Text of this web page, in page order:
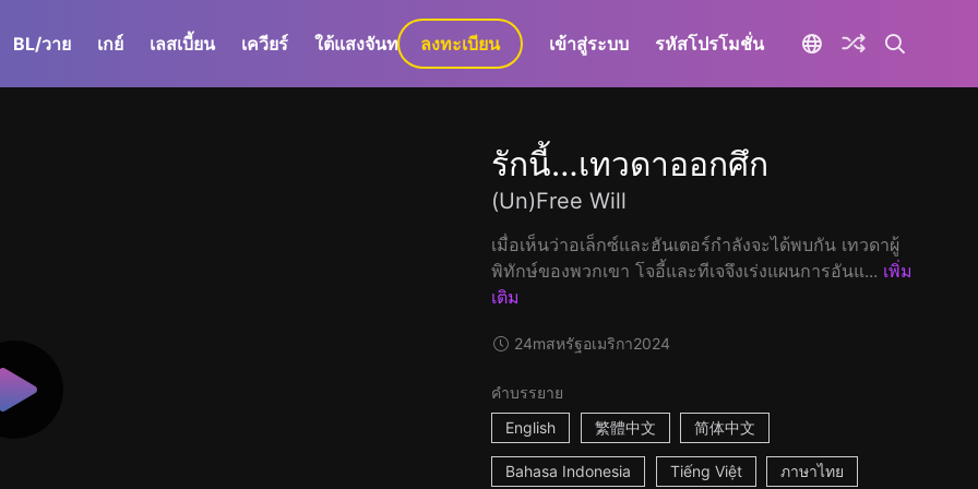
BL/วาย เกย์ เลสเบี้ยน เควียร์ ใต้แสงจันทร์ GaLa+
ลงทะเบียน เข้าสู่ระบบ รหัสโปรโมชั่น
รักนี้…เทวดาออกศึก
(Un)Free Will
เมื่อเห็นว่าอเล็กซ์และฮันเตอร์กำลังจะได้พบกัน เทวดาผู้
พิทักษ์ของพวกเขา โจอี้และทีเจจึงเร่งแผนการอันแ... เพิ่ม
เติม
24mสหรัฐอเมริกา2024
คำบรรยาย
English
繁體中文 简体中文
Bahasa Indonesia Tiếng Việt ภาษาไทย